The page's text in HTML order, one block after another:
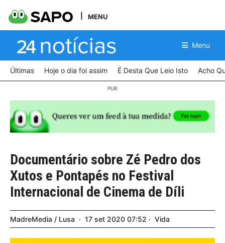
MENU
Menu
Últimas Hoje o dia foi assim É Desta Que Leio Isto Acho
Documentário sobre Zé Pedro dos
Xutos e Pontapés no Festival
Internacional de Cinema de Díli
MadreMedia / Lusa 17 set 2020 07:52 Vida